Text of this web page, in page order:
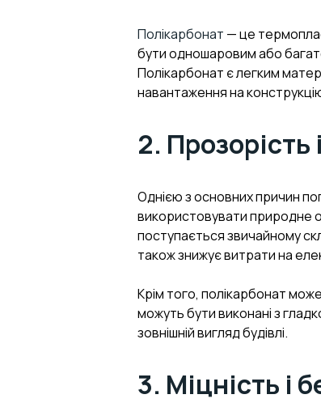
Полікарбонат — це
бути одношаровим або
Полікарбонат є легким
навантаження на конструкцію
2. Прозорість
Однією з основних причин
використовувати природне
поступається звичайному
також знижує витрати на
Крім того, полікарбонат
можуть бути виконані з
зовнішній вигляд будівлі.
3. Міцність і